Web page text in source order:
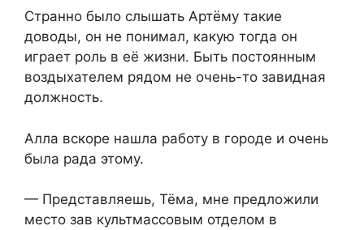
Странно было слышать Артёму такие
доводы, он не понимал, какую тогда он
играет роль в её жизни. Быть постоянным
воздыхателем рядом не очень-то завидная
должность.
Алла вскоре нашла работу в городе и очень
была рада этому.
— Представляешь, Тёма, мне предложили
место зав культмассовым отделом в